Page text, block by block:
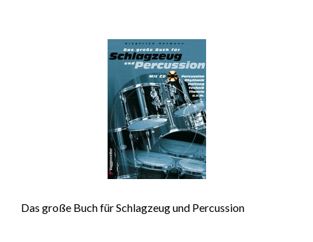
Das große Buch für Schlagzeug und Percussion